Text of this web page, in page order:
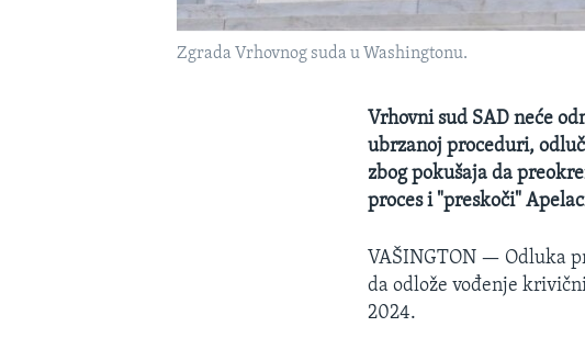
Zgrada Vrhovnog suda u Washingtonu.
Vrhovni sud SAD neće
ubrzanoj proceduri,
zbog pokušaja da
proces i "preskoči"
VAŠINGTON — Odluka
da odlože vođenje
2024.